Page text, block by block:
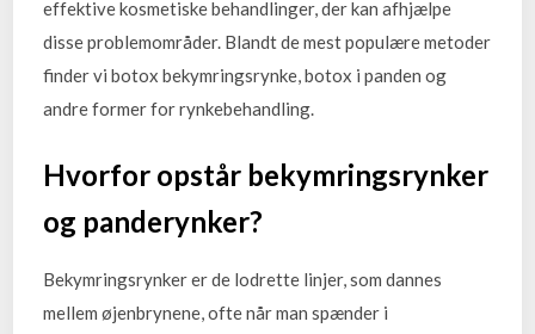
effektive kosmetiske behandlinger, der kan afhjælpe
disse problemområder. Blandt de mest populære metoder
finder vi botox bekymringsrynke, botox i panden og
andre former for rynkebehandling.
Hvorfor opstår bekymringsrynker
og panderynker?
Bekymringsrynker er de lodrette linjer, som dannes
mellem øjenbrynene, ofte når man spænder i